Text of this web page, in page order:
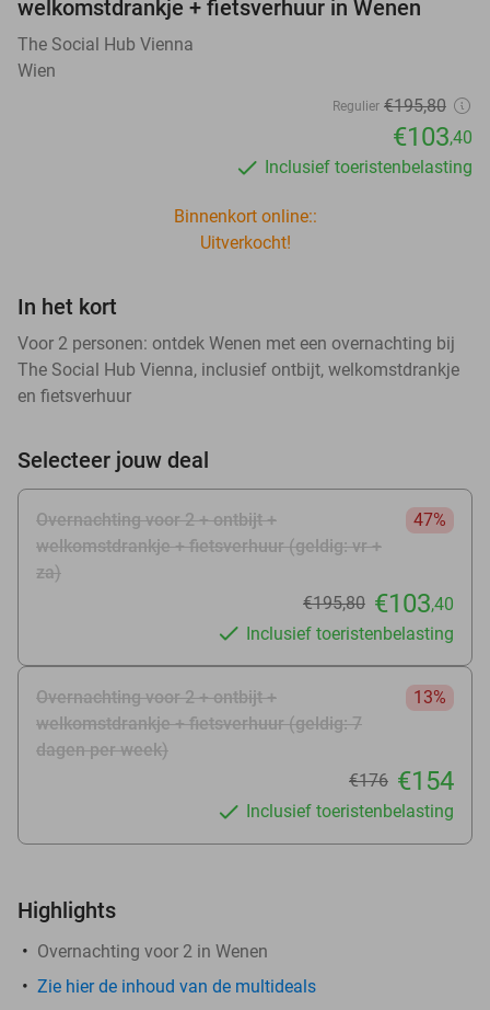
welkomstdrankje + fietsverhuur in Wenen
The Social Hub Vienna
Wien
Regulier €195,80
€103,40
Inclusief toeristenbelasting
Binnenkort online::
Uitverkocht!
In het kort
Voor 2 personen: ontdek Wenen met een overnachting bij
The Social Hub Vienna, inclusief ontbijt, welkomstdrankje
en fietsverhuur
Selecteer jouw deal
Overnachting voor 2 + ontbijt +
welkomstdrankje + fietsverhuur (geldig: vr +
za)
47%
€195,80 €103,40
Inclusief toeristenbelasting
Overnachting voor 2 + ontbijt +
welkomstdrankje + fietsverhuur (geldig: 7
dagen per week)
13%
€176 €154
Inclusief toeristenbelasting
Highlights
Overnachting voor 2 in Wenen
Zie hier de inhoud van de multideals